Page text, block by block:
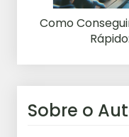
Como
Sobre o